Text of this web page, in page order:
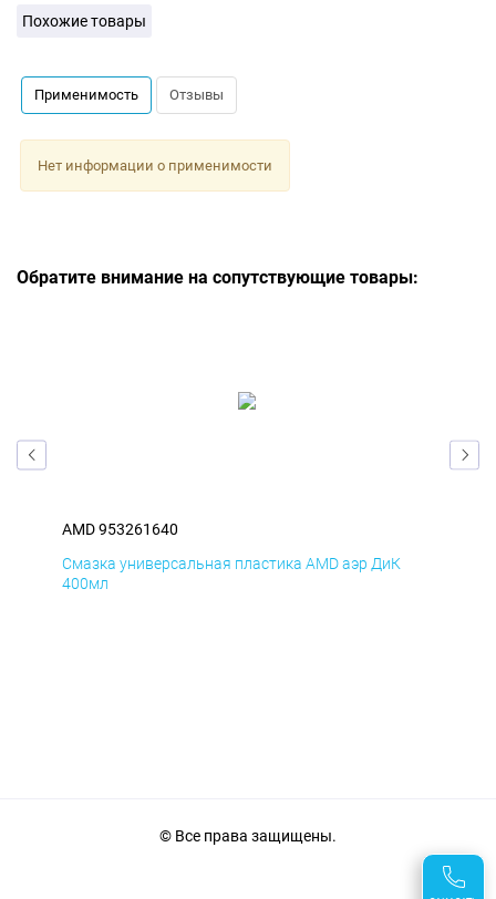
Похожие товары
Применимость Отзывы
Нет информации о применимости
Обратите внимание на сопутствующие товары:
AMD 953261640
Смазка универсальная пластика AMD аэр ДиК
400мл
© Все права защищены.